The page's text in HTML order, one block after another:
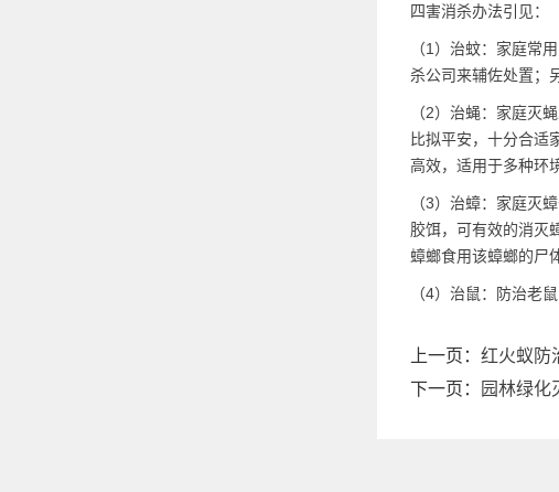
四害消杀办法引见：
（1）治蚊：家庭常
杀公司来辅佐处置；
（2）治蝇：家庭灭
比拟平安，十分合适
高效，适用于多种环
（3）治蟑：家庭灭
胶饵，可有效的消灭
蟑螂食用该蟑螂的尸
（4）治鼠：防治老
上一页： 红火蚁防
下一页：
园林绿化